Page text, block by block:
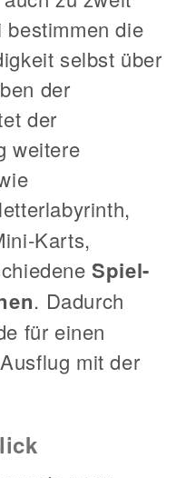
die
selbst über
der
der
weitere
Karts,
Spiel-
. Dadurch
für einen
mit der